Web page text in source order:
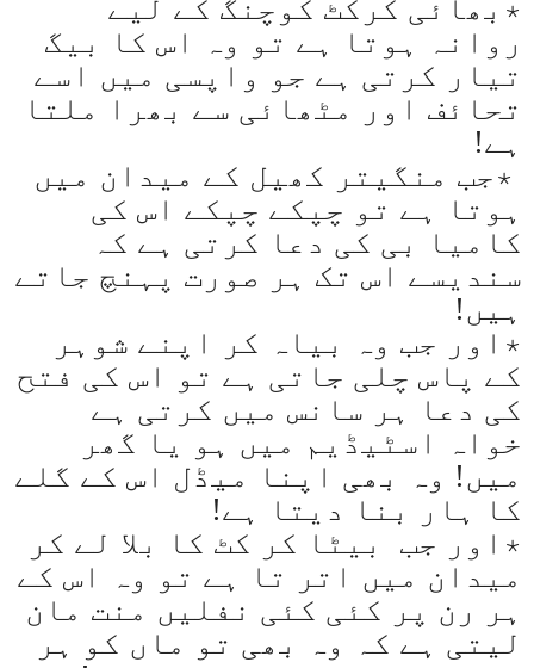
٭بھائی کرکٹ کوچنگ کے لیے
روانہ ہوتا ہے تو وہ اس کا بیگ
تیار کرتی ہے جو واپسی میں اسے
تحائف اور مٹھائی سے بھرا ملتا
ہے!
٭جب منگیتر کھیل کے میدان میں
ہوتا ہے تو چپکے چپکے اس کی
کامیا بی کی دعا کرتی ہے کہ
سندیسے اس تک ہر صورت پہنچ جاتے
ہیں !
٭اور جب وہ بیاہ کر اپنے شوہر
کے پاس چلی جاتی ہے تو اس کی فتح
کی دعا ہر سانس میں کرتی ہے
خواہ اسٹیڈیم میں ہو یا گھر
میں! وہ بھی اپنا میڈل اس کے گلے
کا ہار بنا دیتا ہے!
٭اور جب بیٹا کر کٹ کا بلا لے کر
میدان میں اتر تا ہے تو وہ اس کے
ہر رن پر کئی کئی نفلیں منت مان
لیتی ہے کہ وہ بھی تو ماں کو ہر